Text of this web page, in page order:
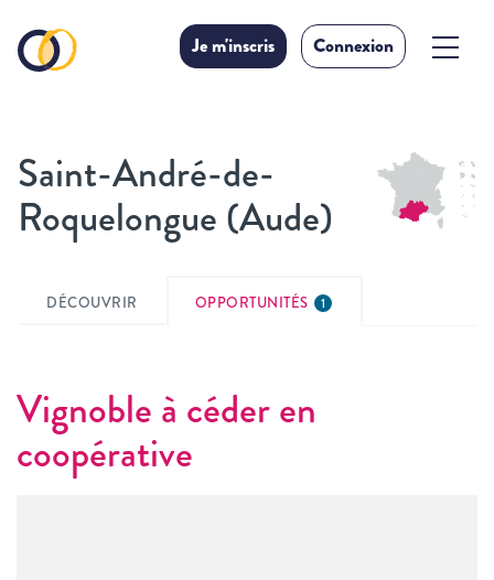
Je m'inscris Connexion
Saint-André-de-
Roquelongue (Aude)
DÉCOUVRIR OPPORTUNITÉS 1
Vignoble à céder en
coopérative